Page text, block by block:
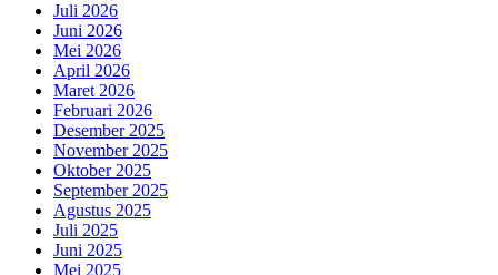
Juli 2026
Juni 2026
Mei 2026
April 2026
Maret 2026
Februari 2026
Desember 2025
November 2025
Oktober 2025
September 2025
Agustus 2025
Juli 2025
Juni 2025
Mei 2025